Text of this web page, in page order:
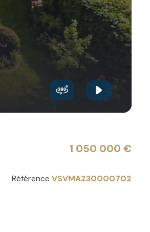
1 050 000 €
Référence VSVMA230000702